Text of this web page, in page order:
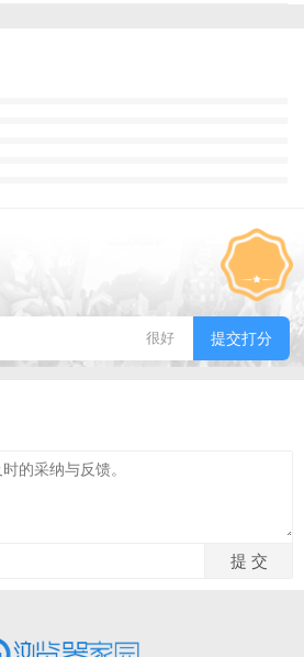
很好 提交打分